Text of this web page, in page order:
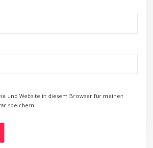
und Website in diesem Browser für meinen
speichern.